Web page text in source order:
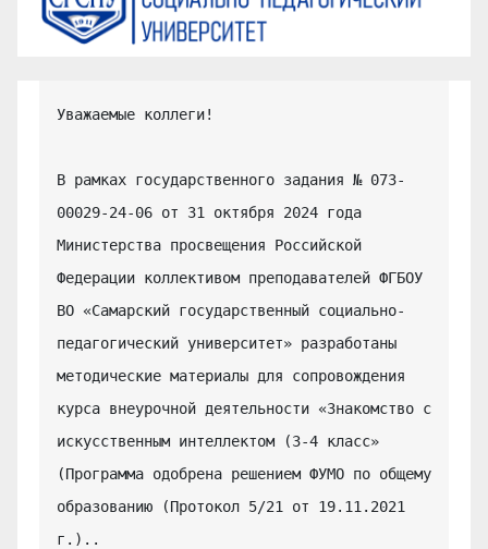
Уважаемые коллеги!
В рамках государственного задания № 073-
00029-24-06 от 31 октября 2024 года
Министерства просвещения Российской
Федерации коллективом преподавателей ФГБОУ
ВО «Самарский государственный социально-
педагогический университет» разработаны
методические материалы для сопровождения
курса внеурочной деятельности «Знакомство с
искусственным интеллектом (3-4 класс»
(Программа одобрена решением ФУМО по общему
образованию (Протокол 5/21 от 19.11.2021
г.)..